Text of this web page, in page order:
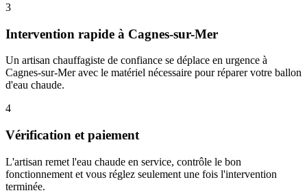
3
Intervention rapide à Cagnes-sur-Mer
Un artisan chauffagiste de confiance se déplace en urgence à
Cagnes-sur-Mer avec le matériel nécessaire pour réparer votre ballon
d'eau chaude.
4
Vérification et paiement
L'artisan remet l'eau chaude en service, contrôle le bon
fonctionnement et vous réglez seulement une fois l'intervention
terminée.